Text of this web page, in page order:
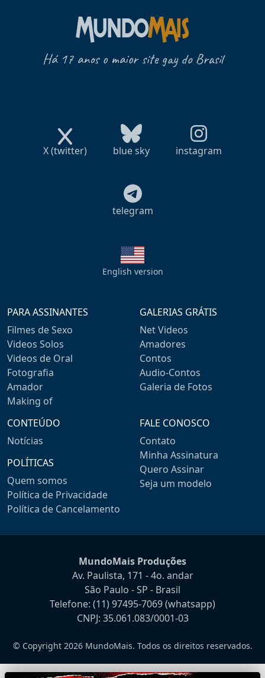
Há 17 anos o maior site gay do Brasil
X (twitter) blue sky instagram
telegram
English version
PARA ASSINANTES
Filmes de Sexo
Videos Solos
Videos de Oral
Fotografia
Amador
Making of
GALERIAS GRÁTIS
Net Videos
Amadores
Contos
Audio-Contos
Galeria de Fotos
CONTEÚDO
Notícias
POLÍTICAS
Quem somos
Política de Privacidade
Política de Cancelamento
FALE CONOSCO
Contato
Minha Assinatura
Quero Assinar
Seja um modelo
MundoMais Produções
Av. Paulista, 171 - 4o. andar
São Paulo - SP - Brasil
Telefone: (11) 97495-7069(whatsapp)
CNPJ: 35.061.083/0001-03
© Copyright 2026 MundoMais. Todos os direitos reservados.